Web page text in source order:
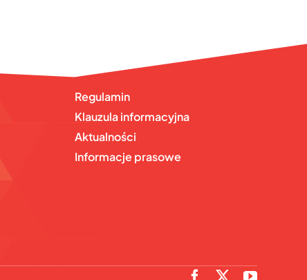
Regulamin
Klauzula informacyjna
Aktualności
Informacje prasowe